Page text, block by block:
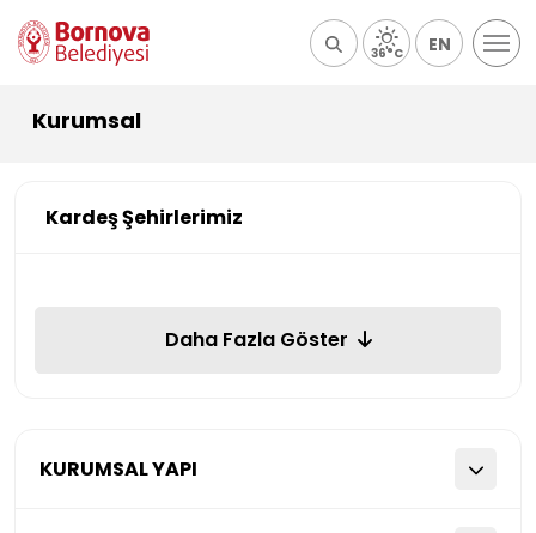
36°C EN
Kurumsal
KURUMSAL YAPI
Kardeş Şehirlerimiz
Daha Fazla Göster